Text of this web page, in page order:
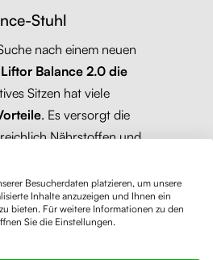
Stuhl
nach einem neuen
Liftor Balance 2.0 die
Sitzen hat viele
. Es versorgt die
Nährstoffen und
die Muskulatur, fördert die
den Blutkreislauf in
arbeitet das
Besucherdaten platzieren, um unsere
Inhalte anzuzeigen und Ihnen ein
bieten. Für weitere Informationen zu den
Sie die Einstellungen.